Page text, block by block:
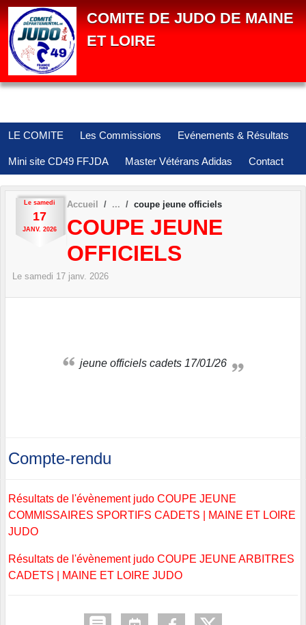
COMITE DE JUDO DE MAINE
ET LOIRE
LE COMITE Les Commissions Evénements & Résultats
Mini site CD49 FFJDA Master Vétérans Adidas Contact
Le samedi
17
JANV. 2026
Accueil coupe jeune officiels
COUPE JEUNE
OFFICIELS
Le samedi 17 janv. 2026
jeune officiels cadets 17/01/26
Compte-rendu
Résultats de l'évènement judo COUPE JEUNE
COMMISSAIRES SPORTIFS CADETS | MAINE ET LOIRE
JUDO
Résultats de l'évènement judo COUPE JEUNE ARBITRES
CADETS | MAINE ET LOIRE JUDO
Panneau de gestion des cookies